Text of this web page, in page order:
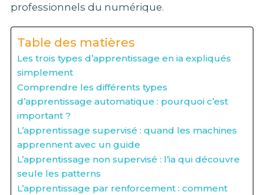
professionnels du numérique.
Table des matières
Les trois types d’apprentissage en ia expliqués
simplement
Comprendre les différents types
d’apprentissage automatique : pourquoi c’est
important ?
L’apprentissage supervisé : quand les machines
apprennent avec un guide
L’apprentissage non supervisé : l’ia qui découvre
seule les patterns
L’apprentissage par renforcement : comment